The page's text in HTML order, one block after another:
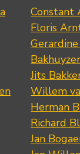
Constant
Floris
Jits
Willem
Herman
Richard
Jan